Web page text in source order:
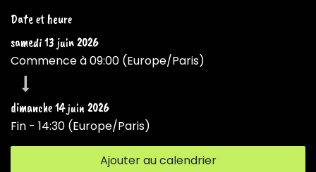
Date et heure
samedi 13 juin 2026
Commence à09:00 (Europe/Paris)
dimanche 14 juin 2026
Fin - 14:30 (Europe/Paris)
Ajouter au calendrier